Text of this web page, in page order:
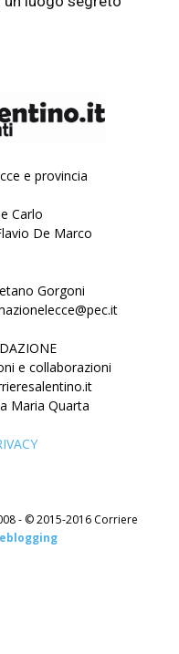
e provincia
Carlo
De Marco
Gorgoni
e collaborazioni
Maria Quarta
- © 2015-2016 Corriere